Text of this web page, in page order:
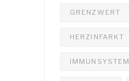
GRENZWERT
HERZINFARKT
IMMUNSYSTEM